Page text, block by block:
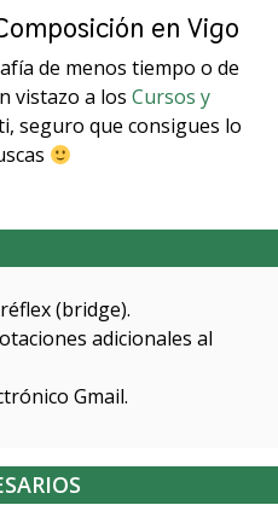
en Vigo
de menos tiempo o de
vistazo a los Cursos y
seguro que consigues lo
(bridge).
adicionales al
Gmail.